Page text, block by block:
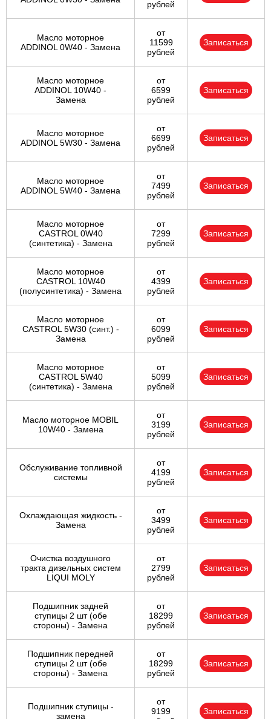
рублей
Масло моторное
ADDINOL 0W40 - Замена
от
11599
рублей
Записаться
Масло моторное
ADDINOL 10W40 -
Замена
от
6599
рублей
Записаться
Масло моторное
ADDINOL 5W30 - Замена
от
6699
рублей
Записаться
Масло моторное
ADDINOL 5W40 - Замена
от
7499
рублей
Записаться
Масло моторное
CASTROL 0W40
(синтетика) - Замена
от
7299
рублей
Записаться
Масло моторное
CASTROL 10W40
(полусинтетика) - Замена
от
4399
рублей
Записаться
Масло моторное
CASTROL 5W30 (синт.) -
Замена
от
6099
рублей
Записаться
Масло моторное
CASTROL 5W40
(синтетика) - Замена
от
5099
рублей
Записаться
Масло моторное MOBIL
10W40 - Замена
от
3199
рублей
Записаться
Обслуживание топливной
системы
от
4199
рублей
Записаться
Охлаждающая жидкость -
Замена
от
3499
рублей
Записаться
Очистка воздушного
тракта дизельных систем
LIQUI MOLY
от
2799
рублей
Записаться
Подшипник задней
ступицы 2 шт (обе
стороны) - Замена
от
18299
рублей
Записаться
Подшипник передней
ступицы 2 шт (обе
стороны) - Замена
от
18299
рублей
Записаться
Подшипник ступицы -
замена
от
9199
Записаться